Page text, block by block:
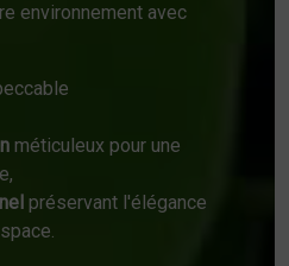
environnement avec
méticuleux pour une
préservant l'élégance